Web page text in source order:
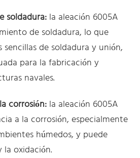
soldadura:la aleación 6005A
de soldadura, lo que
de soldadura y unión,
para la fabricación y
navales.
corrosión:la aleación 6005A
a la corrosión, especialmente
húmedos, y puede
la oxidación.